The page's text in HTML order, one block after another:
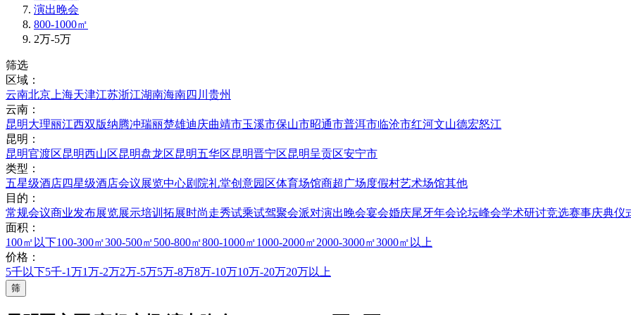
演出晚会
800-1000㎡
2万-5万
筛选
区域：
云南北京 上海天津江苏浙江湖南海南四川 贵州
云南：
昆明大理丽江西双版纳腾冲瑞丽楚雄迪庆曲靖市玉溪市保山市昭通市普洱市临沧市红河文山德宏怒江
昆明：
昆明官渡区昆明西山区昆明盘龙区昆明五华区昆明晋宁区昆明呈贡区安宁市
类型：
五星级酒店四星级酒店会议展览中心剧院礼堂创意园区体育场馆商超广场度假村艺术场馆其他
目的：
常规会议商业发布展览展示培训拓展时尚走秀试乘试驾聚会派对演出晚会宴会婚庆尾牙年会论坛峰会学术研讨竞选赛事庆典仪
面积：
100㎡以下100-300㎡300-500㎡500-800㎡800-1000㎡1000-2000㎡2000-3000㎡3000㎡以上
价格：
5千以下5千-1万1万-2万2万-5万5万-8万8万-10万10万-20万20万以上
筛